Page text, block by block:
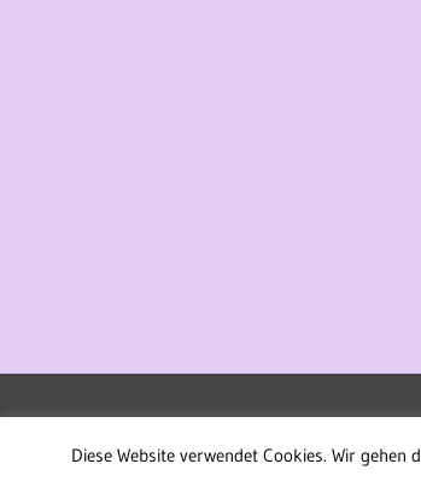
Diese Website verwendet Cookies. Wir